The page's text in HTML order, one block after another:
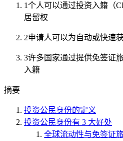
1个人可以通过投资入籍（
居留权
2申请人可以为自动或快速
3许多国家通过提供免签证
入籍
摘要
投资公民身份的定义
投资公民身份有 3 大好处
全球流动性与免签证